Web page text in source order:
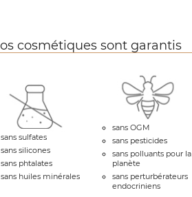
cosmétiques sont garantis
sans sulfates
sans silicones
sans phtalates
sans huiles minérales
sans OGM
sans pesticides
sans polluants pour la
planète
sans perturbérateurs
endocriniens